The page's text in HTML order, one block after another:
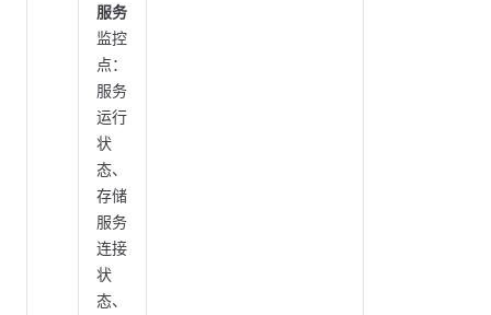
服务
监控
点：
服务
运行
状
态、
存储
服务
连接
状
态、